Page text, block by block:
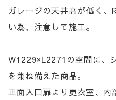
ガレージの天井高が低く
い為、注意して施工。
W1229×L2271の空間に、
を兼ね備えた商品。
正面入口扉より更衣室、内